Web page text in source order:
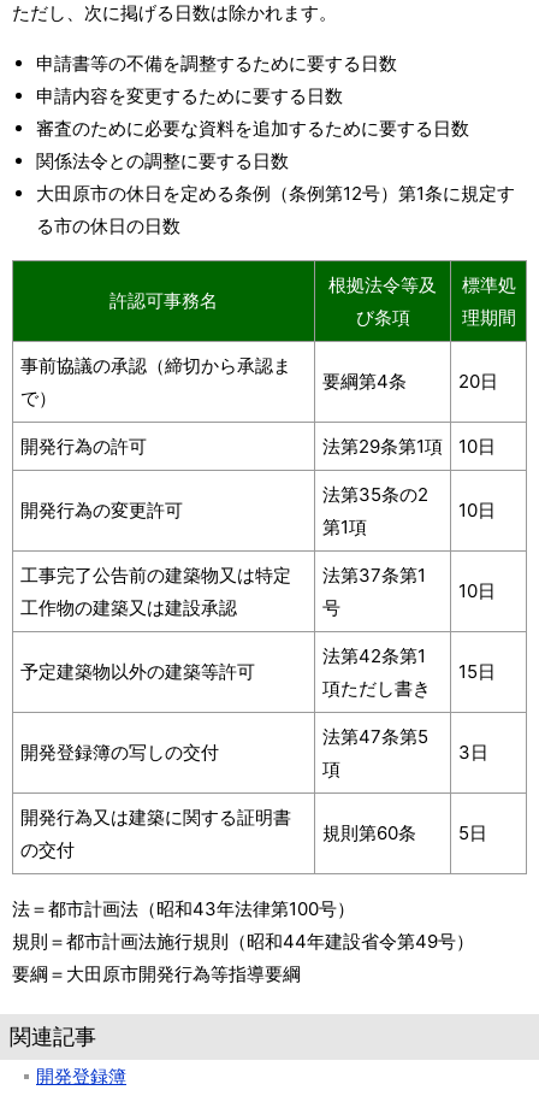
ただし、次に掲げる日数は除かれます。
申請書等の不備を調整するために要する日数
申請内容を変更するために要する日数
審査のために必要な資料を追加するために要する日数
関係法令との調整に要する日数
大田原市の休日を定める条例（条例第12号）第1条に規定す
る市の休日の日数
許認可事務名
根拠法令等及
び条項
標準処
理期間
事前協議の承認（締切から承認ま
で）
要綱第4条 20日
開発行為の許可 法第29条第1項 10日
開発行為の変更許可
法第35条の2
第1項
10日
工事完了公告前の建築物又は特定
工作物の建築又は建設承認
法第37条第1
号
10日
予定建築物以外の建築等許可
法第42条第1
項ただし書き
15日
開発登録簿の写しの交付
法第47条第5
項
3日
開発行為又は建築に関する証明書
の交付
規則第60条 5日
法＝都市計画法（昭和43年法律第100号）
規則＝都市計画法施行規則（昭和44年建設省令第49号）
要綱＝大田原市開発行為等指導要綱
関連記事
開発登録簿